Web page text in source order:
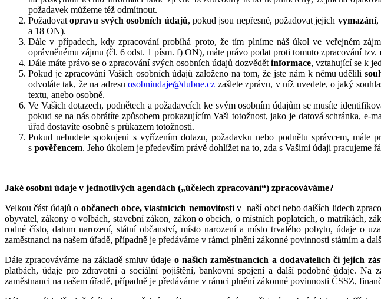
požadavek můžeme též odmítnout.
Požadovatopravu svých osobních údajů, pokud jsou nepřesné, požadovat jejich vymazání,
a 18 ON).
Dále v případech, kdy zpracování probíhá proto, že tím plníme náš úkol ve veřejném
oprávněnému zájmu (čl. 6 odst. 1 písm. f) ON), máte právo podat proti tomuto zpracování tzv.
Dále máte právo se o zpracování svých osobních údajů dozvědět informace, vztahující se k
Pokud je zpracování Vašich osobních údajů založeno na tom, že jste nám k němu udělili
odvoláte tak, že na adresuosobniudaje@dubne.cz zašlete zprávu, v níž uvedete, o jaký
textu, anebo osobně.
Ve Vašich dotazech, podnětech a požadavcích ke svým osobním údajům se musíte
pokud se na nás obrátíte způsobem prokazujícím Vaši totožnost, jako je datová schránka,
úřad dostavíte osobně s průkazem totožnosti.
Pokud nebudete spokojeni s vyřízením dotazu, požadavku nebo podnětu správcem, máte
s pověřencem. Jeho úkolem je především právě dohlížet na to, zda s Vašimi údaji pracujeme
Jaké osobní údaje v jednotlivých agendách („účelech zpracování“) zpracováváme?
Velkou část údajů o občanech obce, vlastnících nemovitostív naší obci nebo dalších lidech
obyvatel, zákony o volbách, stavební zákon, zákon o obcích, o místních poplatcích, o matrikách,
rodné číslo, datum narození, státní občanství, místo narození a místo trvalého pobytu, údaje o
zaměstnanci na našem úřadě, případně je předáváme v rámci plnění zákonné povinnosti státním a
Dále zpracováváme na základě smluv údaje o našich zaměstnancích a dodavatelích či jejich
platbách, údaje pro zdravotní a sociální pojištění, bankovní spojení a další podobné údaje.
zaměstnanci na našem úřadě, případně je předáváme v rámci plnění zákonné povinnosti ČSSZ,